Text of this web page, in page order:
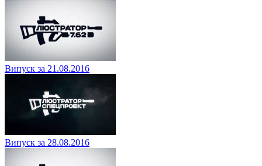
Випуск за 21.08.2016
Випуск за 28.08.2016